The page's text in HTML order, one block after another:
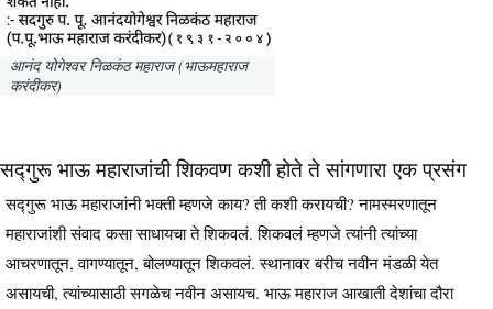
आनंद योगेश्वर निळकंठ महाराज (भाऊमहाराज
करंदीकर)
सद्गुरू भाऊ महाराजांची शिकवण कशी होते ते सांगणारा एक प्रसंग
सद्गुरू भाऊ महाराजांनी भक्ती म्हणजे काय? ती कशी करायची? नामस्मरणातून
महाराजांशी संवाद कसा साधायचा ते शिकवलं. शिकवलं म्हणजे त्यांनी त्यांच्या
आचरणातून, वागण्यातून, बोलण्यातून शिकवलं. स्थानावर बरीच नवीन मंडळी येत
असायची, त्यांच्यासाठी सगळेच नवीन असायच. भाऊ महाराज आखाती देशांचा दौरा